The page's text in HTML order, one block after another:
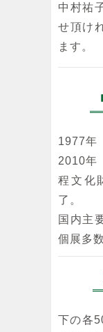
中村祐
せ頂け
ます。
1977年
2010年
程文化
了。
国内主
個展多
下の各